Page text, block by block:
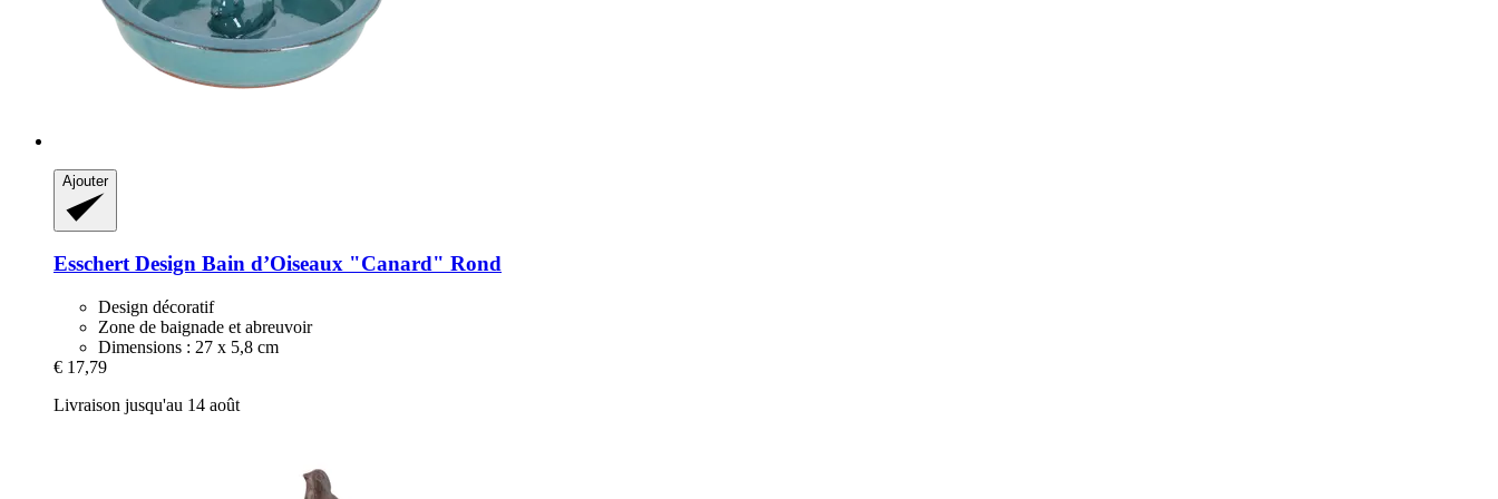
Ajouter
Esschert Design Bain d’Oiseaux "Canard" Rond
Design décoratif
Zone de baignade et abreuvoir
Dimensions : 27 x 5,8 cm
€ 17,79
Livraison jusqu'au 14 août